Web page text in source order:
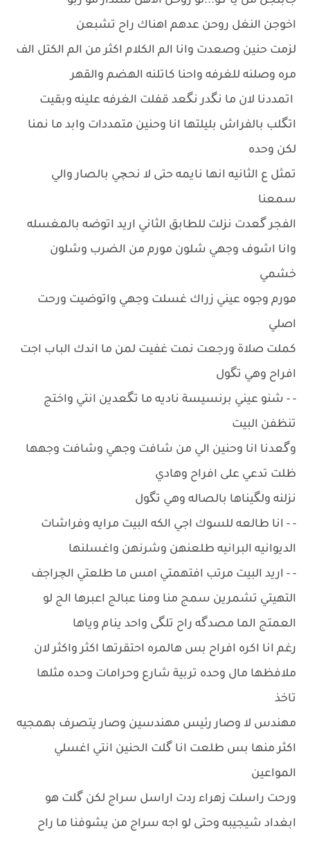
اخوجن النغل روحن عدهم اهناك راح تشبعن
لزمت حنين وصعدت وانا الم الكلام اكثر من الم الكتل الف
مره وصلنه للغرفه واحنا كاتلنه الهضم والقهر
اتمددنا لان ما نگدر نگعد قفلت الغرفه علينه وبقيت
اتگلب بالفراش بليلتها انا وحنين متمددات وابد ما نمنا
لكن وحده
تمثل ع الثانيه انها نايمه حتى لا نحچي بالصار والي
سمعنا
الفجر گعدت نزلت للطابق الثاني اريد اتوضه بالمغسله
وانا اشوف وجهي شلون مورم من الضرب وشلون
خشمي
مورم وجوه عيني زراك غسلت وجهي واتوضيت ورحت
اصلي
كملت صلاة ورجعت نمت غفيت لمن ما اندك الباب اجت
افراح وهي تگول
- - شنو عيني برنسيسة ناديه ما تگعدين انتي واختج
تنظفن البيت
وگعدنا انا وحنين الي من شافت وجهي وشافت وجهها
ظلت تدعي على افراح وهادي
نزلنه ولگيناها بالصاله وهي تگول
- - انا طالعه للسوك اجي الكه البيت مرايه وفراشات
الديوانيه البرانيه طلعنهن وشرنهن واغسلنها
- - اريد البيت مرتب افتهمتي امس ما طلعتي الچراجف
التهيتي تشمرين سمج منا ومنا عبالج اعبرها الج لو
العمتج الما مصدگه راح تلگى واحد ينام وياها
رغم انا اكره افراح بس هالمره احتقرتها اكثر واكثر لان
ملافظها مال وحده تربية شارع وحرامات وحده مثلها
تاخذ
مهندس لا وصار رئيس مهندسين وصار يتصرف بهمجيه
اكثر منها بس طلعت انا گلت الحنين انتي اغسلي
المواعين
ورحت راسلت زهراء ردت اراسل سراج لكن گلت هو
ابغداد شيجيبه وحتى لو اجه سراج من يشوفنا ما راح